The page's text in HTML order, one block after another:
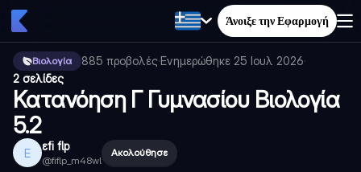
Άνοιξε την Εφαρμογή
Βιολογία 885 προβολές·Ενημερώθηκε 25 Ιουλ 2026·
2 σελίδες
Κατανόηση Γ Γυμνασίου Βιολογία
5.2
Ε εfi flp
@fiflp_m48wl
Ακολούθησε